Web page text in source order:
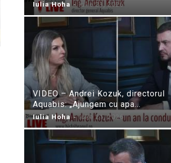
Iulia Hoha - iulie 21, 2026
VIDEO – Andrei Kozuk, directorul
Aquabis: „Ajungem cu apa...
Iulia Hoha - iulie 21, 2026